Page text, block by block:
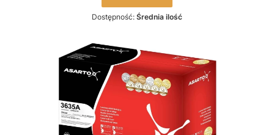
Dostępność: Średnia ilość